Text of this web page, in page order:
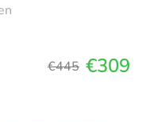
€445 €309